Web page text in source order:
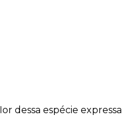
dessa espécie expressa